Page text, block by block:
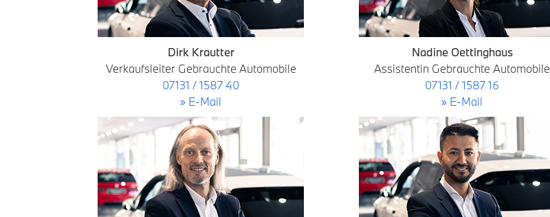
Dirk Krautter
Verkaufsleiter Gebrauchte Automobile
07131 / 1587 40
» E-Mail
Nadine Oettinghaus
Assistentin Gebrauchte Automobile
07131 / 1587 16
» E-Mail